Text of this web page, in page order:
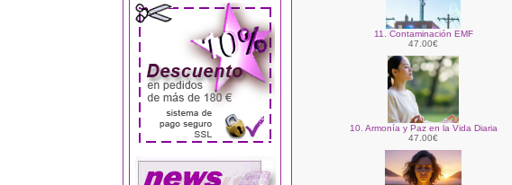
11. Contaminación EMF
47.00€
10. Armonía y Paz en la Vida Diaria
47.00€